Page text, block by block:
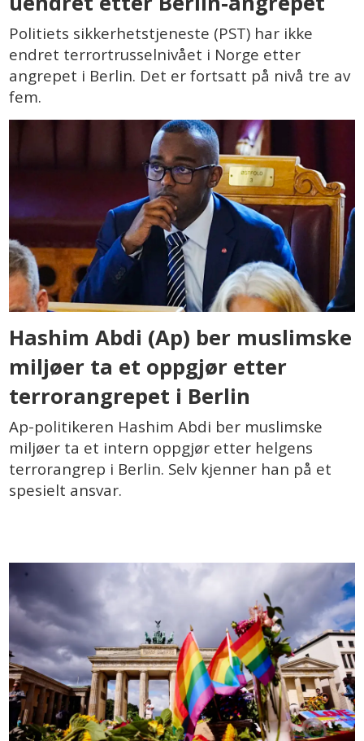
Politiets sikkerhetstjeneste (PST) har ikke
endret terrortrusselnivået i Norge etter
angrepet i Berlin. Det er fortsatt på nivå tre av
fem.
Hashim Abdi (Ap) ber muslimske
miljøer ta et oppgjør etter
terrorangrepet i Berlin
Ap-politikeren Hashim Abdi ber muslimske
miljøer ta et intern oppgjør etter helgens
terrorangrep i Berlin. Selv kjenner han på et
spesielt ansvar.